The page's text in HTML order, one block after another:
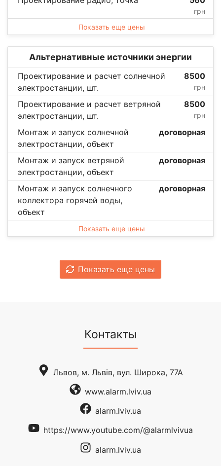
грн
Показать еще цены
Альтернативные источники энергии
Проектирование и расчет солнечной
электростанции, шт.
8500
грн
Проектирование и расчет ветряной
электростанции, шт.
8500
грн
Монтаж и запуск солнечной
электростанции, объект
договорная
Монтаж и запуск ветряной
электростанции, объект
договорная
Монтаж и запуск солнечного
коллектора горячей воды,
объект
договорная
Показать еще цены
Показать еще цены
Контакты
Львов, м. Львів, вул. Широка, 77А
www.alarm.lviv.ua
alarm.lviv.ua
https://www.youtube.com/@alarmlvivua
alarm.lviv.ua